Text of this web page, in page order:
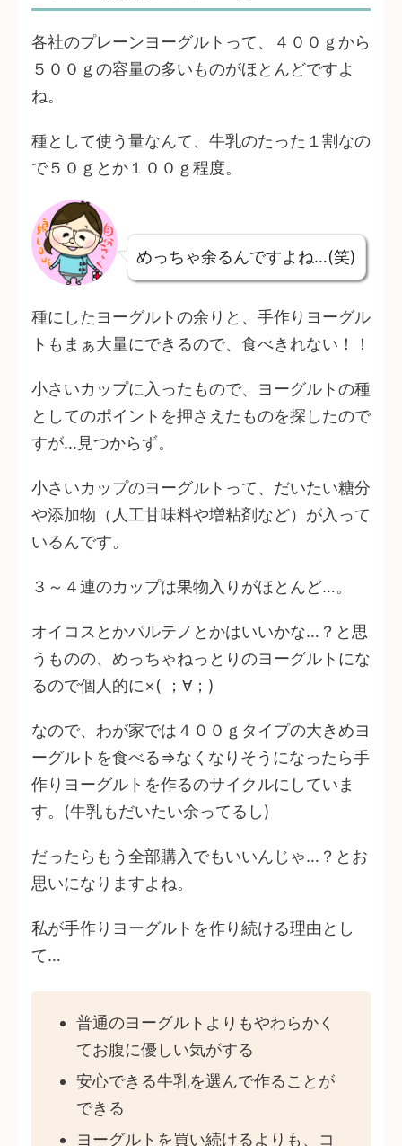
各社のプレーンヨーグルトって、４００ｇから
５００ｇの容量の多いものがほとんどですよ
ね。
種として使う量なんて、牛乳のたった１割なの
で５０ｇとか１００ｇ程度。
めっちゃ余るんですよね…(笑)
種にしたヨーグルトの余りと、手作りヨーグル
トもまぁ大量にできるので、食べきれない！！
小さいカップに入ったもので、ヨーグルトの種
としてのポイントを押さえたものを探したので
すが…見つからず。
小さいカップのヨーグルトって、だいたい糖分
や添加物（人工甘味料や増粘剤など）が入って
いるんです。
３～４連のカップは果物入りがほとんど…。
オイコスとかパルテノとかはいいかな…？と思
うものの、めっちゃねっとりのヨーグルトにな
るので個人的に×( ；∀；)
なので、わが家では４００ｇタイプの大きめヨ
ーグルトを食べる⇒なくなりそうになったら手
作りヨーグルトを作るのサイクルにしていま
す。(牛乳もだいたい余ってるし)
だったらもう全部購入でもいいんじゃ…？とお
思いになりますよね。
私が手作りヨーグルトを作り続ける理由とし
て…
普通のヨーグルトよりもやわらかく
てお腹に優しい気がする
安心できる牛乳を選んで作ることが
できる
ヨーグルトを買い続けるよりも、コ